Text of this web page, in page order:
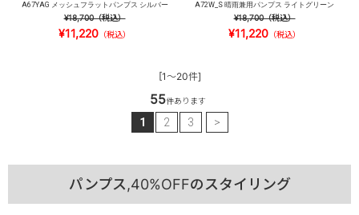
A67YAG メッシュフラットパンプス シルバー
¥18,700（税込）
¥11,220 （税込）
A72W_S 晴雨兼用パンプス ライトグリーン
¥18,700（税込）
¥11,220 （税込）
[1～20件]
55件あります
1 2 3 >
パンプス,40%OFFのスタイリング